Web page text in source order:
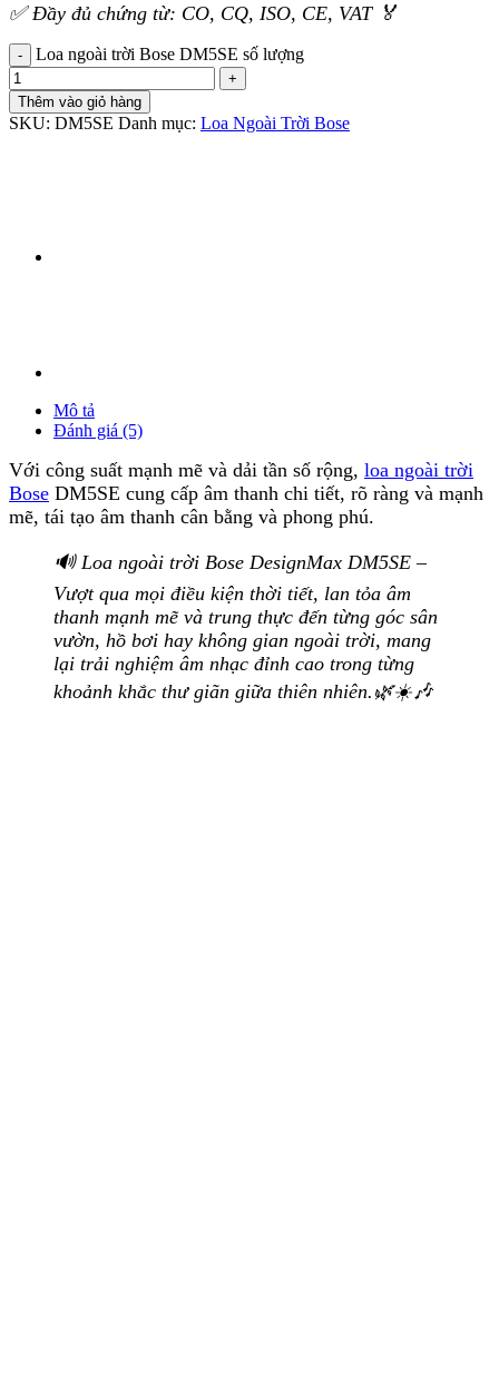
✅ Đầy đủ chứng từ: CO, CQ, ISO, CE, VAT 🏅
Loa ngoài trời Bose DM5SE số lượng
Thêm vào giỏ hàng
SKU: DM5SE Danh mục: Loa Ngoài Trời Bose
Mô tả
Đánh giá (5)
Với công suất mạnh mẽ và dải tần số rộng, loa ngoài trời
Bose DM5SE cung cấp âm thanh chi tiết, rõ ràng và mạnh
mẽ, tái tạo âm thanh cân bằng và phong phú.
🔊 Loa ngoài trời Bose DesignMax DM5SE –
Vượt qua mọi điều kiện thời tiết, lan tỏa âm
thanh mạnh mẽ và trung thực đến từng góc sân
vườn, hồ bơi hay không gian ngoài trời, mang
lại trải nghiệm âm nhạc đỉnh cao trong từng
khoảnh khắc thư giãn giữa thiên nhiên.🌿☀️🎶